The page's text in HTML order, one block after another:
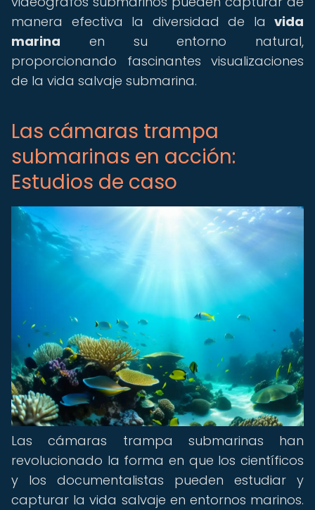
manera efectiva la diversidad de la vida
marina en su entorno natural,
proporcionando fascinantes visualizaciones
de la vida salvaje submarina.
Las cámaras trampa
submarinas en acción:
Estudios de caso
Las cámaras trampa submarinas han
revolucionado la forma en que los científicos
y los documentalistas pueden estudiar y
capturar la vida salvaje en entornos marinos.